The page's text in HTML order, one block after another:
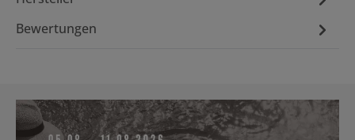
Bewertungen